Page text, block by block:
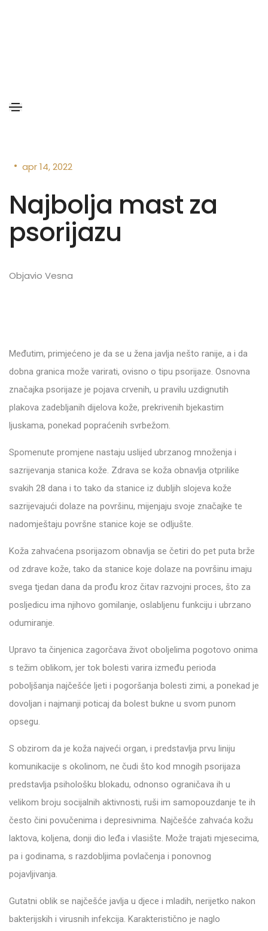
• apr 14, 2022
Najbolja mast za
psorijazu
Objavio Vesna
Međutim, primjećeno je da se u žena javlja nešto ranije, a i da
dobna granica može varirati, ovisno o tipu psorijaze. Osnovna
značajka psorijaze je pojava crvenih, u pravilu uzdignutih
plakova zadebljanih dijelova kože, prekrivenih bjekastim
ljuskama, ponekad popraćenih svrbežom.
Spomenute promjene nastaju uslijed ubrzanog množenja i
sazrijevanja stanica kože. Zdrava se koža obnavlja otprilike
svakih 28 dana i to tako da stanice iz dubljih slojeva kože
sazrijevajući dolaze na površinu, mijenjaju svoje značajke te
nadomještaju površne stanice koje se odljušte.
Koža zahvaćena psorijazom obnavlja se četiri do pet puta brže
od zdrave kože, tako da stanice koje dolaze na površinu imaju
svega tjedan dana da prođu kroz čitav razvojni proces, što za
posljedicu ima njihovo gomilanje, oslabljenu funkciju i ubrzano
odumiranje.
Upravo ta činjenica zagorčava život oboljelima pogotovo onima
s težim oblikom, jer tok bolesti varira između perioda
poboljšanja najčešće ljeti i pogoršanja bolesti zimi, a ponekad je
dovoljan i najmanji poticaj da bolest bukne u svom punom
opsegu.
S obzirom da je koža najveći organ, i predstavlja prvu liniju
komunikacije s okolinom, ne čudi što kod mnogih psorijaza
predstavlja psihološku blokadu, odnonso ograničava ih u
velikom broju socijalnih aktivnosti, ruši im samopouzdanje te ih
često čini povučenima i depresivnima. Najčešće zahvaća kožu
laktova, koljena, donji dio leđa i vlasište. Može trajati mjesecima,
pa i godinama, s razdobljima povlačenja i ponovnog
pojavljivanja.
Gutatni oblik se najčešće javlja u djece i mladih, nerijetko nakon
bakterijskih i virusnih infekcija. Karakteristično je naglo